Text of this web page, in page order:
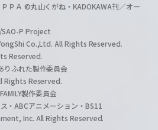
ＰＡ ©丸山くがね・KADOKAWA刊／オー
SAO-P Project
Co.,Ltd. All Rights Reserved.
Reserved.
ふれた製作委員会
Rights Reserved.
製作委員会
・ABCアニメーション・BS11
Inc. All Rights Reserved.